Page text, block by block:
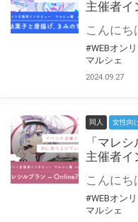
主催者イ
#WEBオン
マルシェ
2024.09.27
同人 女性向
「マレ
主催者イ
#WEBオン
マルシェ